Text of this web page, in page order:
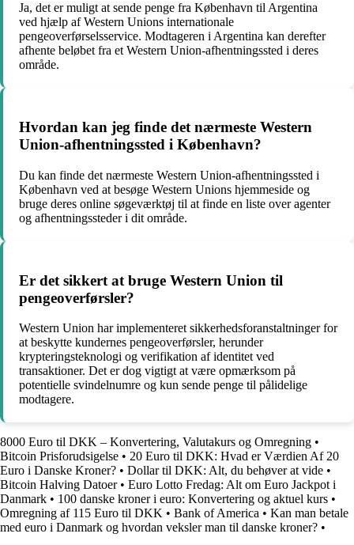
Ja, det er muligt at sende penge fra København til Argentina
ved hjælp af Western Unions internationale
pengeoverførselsservice. Modtageren i Argentina kan derefter
afhente beløbet fra et Western Union-afhentningssted i deres
område.
Hvordan kan jeg finde det nærmeste Western
Union-afhentningssted i København?
Du kan finde det nærmeste Western Union-afhentningssted i
København ved at besøge Western Unions hjemmeside og
bruge deres online søgeværktøj til at finde en liste over agenter
og afhentningssteder i dit område.
Er det sikkert at bruge Western Union til
pengeoverførsler?
Western Union har implementeret sikkerhedsforanstaltninger for
at beskytte kundernes pengeoverførsler, herunder
krypteringsteknologi og verifikation af identitet ved
transaktioner. Det er dog vigtigt at være opmærksom på
potentielle svindelnumre og kun sende penge til pålidelige
modtagere.
8000 Euro til DKK – Konvertering, Valutakurs og Omregning •
Bitcoin Prisforudsigelse • 20 Euro til DKK: Hvad er Værdien Af 20
Euro i Danske Kroner? • Dollar til DKK: Alt, du behøver at vide •
Bitcoin Halving Datoer• Euro Lotto Fredag: Alt om Euro Jackpot i
Danmark • 100 danske kroner i euro: Konvertering og aktuel kurs •
Omregning af 115 Euro til DKK • Bank of America • Kan man betale
med euro i Danmark og hvordan veksler man til danske kroner? •